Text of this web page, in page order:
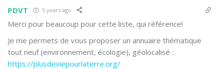
PDVT 5 years ago
Merci pour beaucoup pour cette liste, qui référence!
Je me permets de vous proposer un annuaire thématique
tout neuf (environnement, écologie), géolocalisé :
https://plusdeviepourlaterre.org/